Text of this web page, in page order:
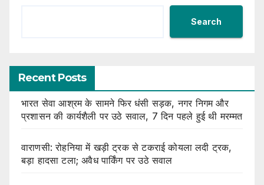
Search
Recent Posts
भारत सेवा आश्रम के सामने फिर धंसी सड़क, नगर निगम और
प्रशासन की कार्यशैली पर उठे सवाल, 7 दिन पहले हुई थी मरम्मत
वाराणसी: रोहनिया में खड़ी ट्रक से टकराई कोयला लदी ट्रक,
बड़ा हादसा टला; अवैध पार्किंग पर उठे सवाल